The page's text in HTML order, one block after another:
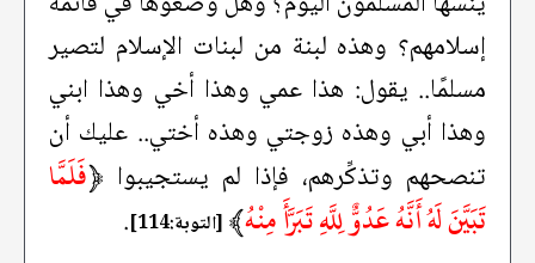
إسلامهم؟ وهذه لبنة من لبنات الإسلام لتصير
مسلمًا.. يقول: هذا عمي وهذا أخي وهذا ابني
وهذا أبي وهذه زوجتي وهذه أختي.. عليك أن
تنصحهم وتذكِّرهم، فإذا لم يستجيبوا ﴿فَلَمَّا
تَبَيَّنَ لَهُ أَنَّهُ عَدُوٌّ لِلَّهِ تَبَرَّأَ مِنْهُ﴾ [التوبة:114] .